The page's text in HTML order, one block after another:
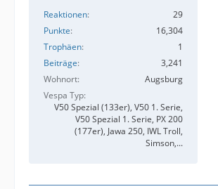
Reaktionen
29
Punkte
16,304
Trophäen
1
Beiträge
3,241
Wohnort
Augsburg
Vespa Typ
V50 Spezial (133er), V50 1. Serie,
V50 Spezial 1. Serie, PX 200
(177er), Jawa 250, IWL Troll,
Simson,...